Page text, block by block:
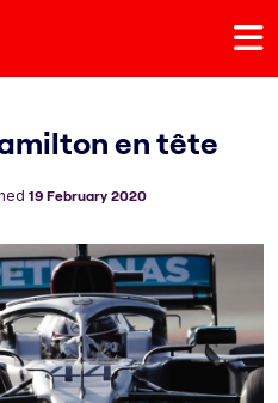
en tête
19 February 2020